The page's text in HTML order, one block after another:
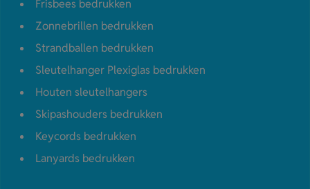
Frisbees bedrukken
Zonnebrillen bedrukken
Strandballen bedrukken
Sleutelhanger Plexiglas bedrukken
Houten sleutelhangers
Skipashouders bedrukken
Keycords bedrukken
Lanyards bedrukken